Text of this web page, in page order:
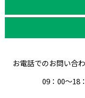
お電話でのお問い合
09：00〜18